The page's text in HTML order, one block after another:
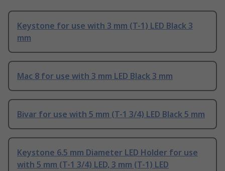
Keystone for use with 3 mm (T-1) LED Black 3
mm
Mac 8 for use with 3 mm LED Black 3 mm
Bivar for use with 5 mm (T-1 3/4) LED Black 5 mm
Keystone 6.5 mm Diameter LED Holder for use
with 5 mm (T-1 3/4) LED, 3 mm (T-1) LED